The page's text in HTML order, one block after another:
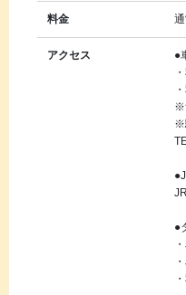
料金
アクセス
●
※
※
●